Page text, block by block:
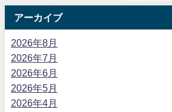
アーカイブ
2026年8月
2026年7月
2026年6月
2026年5月
2026年4月